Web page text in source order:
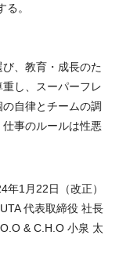
。
、教育・成長のた
し、スーパーフレ
自律とチームの調
事のルールは性悪
年1月22日（改正）
代表取締役 社長
& C.H.O 小泉 太